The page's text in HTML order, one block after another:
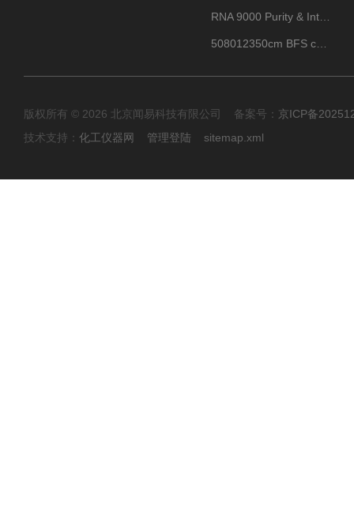
版权所有 © 2026 北京闻易科技有限公司 备案号： 京ICP备
技术支持： 化工仪器网 管理登陆 sitemap.xml